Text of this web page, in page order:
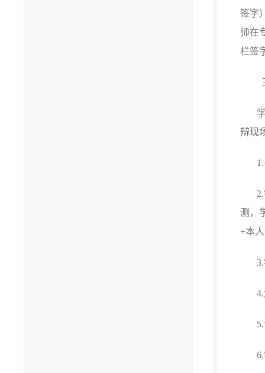
签字
师在
栏签
辩现
1.
2.
测，
+本
3.
4.
5.
6.